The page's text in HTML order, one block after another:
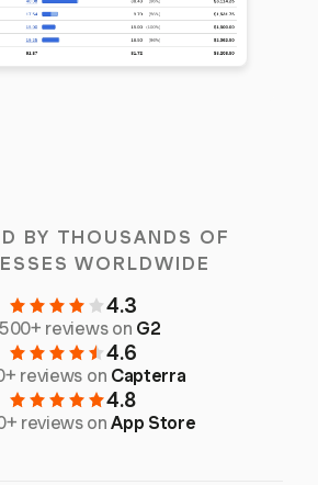
BY THOUSANDS OF
WORLDWIDE
4.3
reviews on G2
4.6
reviews on Capterra
4.8
reviews onApp Store